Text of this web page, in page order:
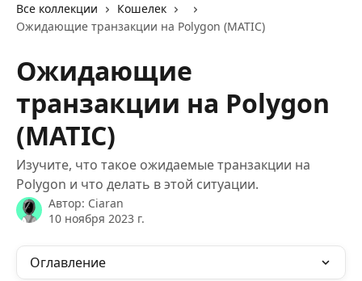
Все коллекции
Кошелек
Ожидающие транзакции на Polygon (MATIC)
Ожидающие
транзакции на Polygon
(MATIC)
Изучите, что такое ожидаемые транзакции на
Polygon и что делать в этой ситуации.
Автор: Ciaran
10 ноября 2023 г.
Оглавление